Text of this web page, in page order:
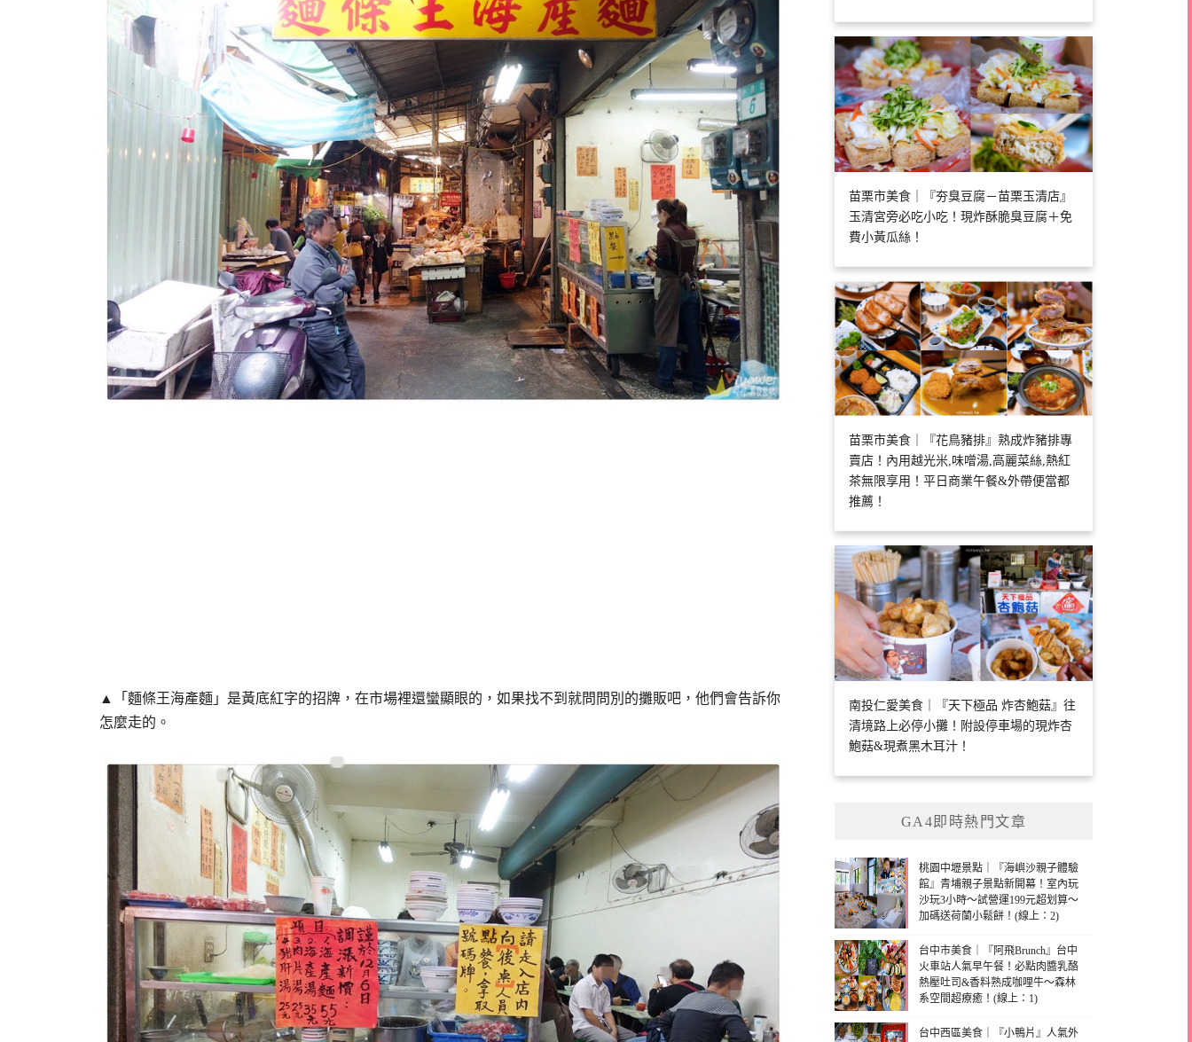
▲「麵條王海產麵」是黃底紅字的招牌，在市場裡還蠻顯眼的，如果找不到就問問別的攤販吧，他們會告訴你
怎麼走的。
苗栗市美食｜『夯臭豆腐－苗栗玉清店』
玉清宮旁必吃小吃！現炸酥脆臭豆腐＋免
費小黃瓜絲！
苗栗市美食｜『花鳥豬排』熟成炸豬排專
賣店！內用越光米,味噌湯,高麗菜絲,熱紅
茶無限享用！平日商業午餐&外帶便當都
推薦！
南投仁愛美食｜『天下極品 炸杏鮑菇』往
清境路上必停小攤！附設停車場的現炸杏
鮑菇&現煮黑木耳汁！
GA4即時熱門文章
桃園中壢景點｜『海嶼沙親子體驗
館』青埔親子景點新開幕！室內玩
沙玩3小時～試營運199元超划算～
加碼送荷蘭小鬆餅！(線上：2)
台中市美食｜『阿飛Brunch』台中
火車站人氣早午餐！必點肉醬乳酪
熱壓吐司&香料熟成咖哩牛～森林
系空間超療癒！(線上：1)
台中西區美食｜『小鴨片』人氣外